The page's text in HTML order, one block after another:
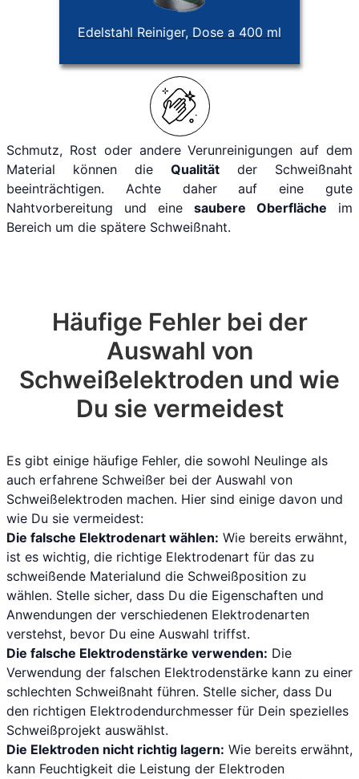
Edelstahl Reiniger, Dose a 400 ml
Schmutz, Rost oder andere Verunreinigungen auf dem
Material können die Qualität der Schweißnaht
beeinträchtigen. Achte daher auf eine gute
Nahtvorbereitung und eine saubere Oberfläche im
Bereich um die spätere Schweißnaht.
Häufige Fehler bei der
Auswahl von
Schweißelektroden und wie
Du sie vermeidest
Es gibt einige häufige Fehler, die sowohl Neulinge als
auch erfahrene Schweißer bei der Auswahl von
Schweißelektroden machen. Hier sind einige davon und
wie Du sie vermeidest:
Die falsche Elektrodenart wählen: Wie bereits erwähnt,
ist es wichtig, die richtige Elektrodenart für das zu
schweißende Materialund die Schweißposition zu
wählen. Stelle sicher, dass Du die Eigenschaften und
Anwendungen der verschiedenen Elektrodenarten
verstehst, bevor Du eine Auswahl triffst.
Die falsche Elektrodenstärke verwenden: Die
Verwendung der falschen Elektrodenstärke kann zu einer
schlechten Schweißnaht führen. Stelle sicher, dass Du
den richtigen Elektrodendurchmesser für Dein spezielles
Schweißprojekt auswählst.
Die Elektroden nicht richtig lagern: Wie bereits erwähnt,
kann Feuchtigkeit die Leistung der Elektroden